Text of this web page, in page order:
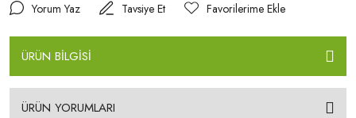
Yorum Yaz Tavsiye Et
ÜRÜN BİLGİSİ
ÜRÜN YORUMLARI